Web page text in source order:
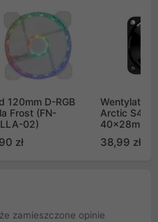
120mm D-RGB
Frost (FN-
02)
zł
Wentylator
Arctic
40x28mm
38,99 zł
zamieszczone opinie